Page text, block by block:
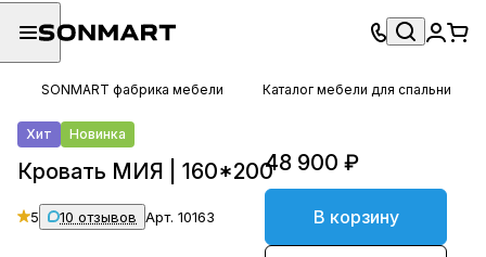
SONMART фабрика мебели Каталог мебели для спальни
Хит Новинка
Кровать МИЯ | 160*200
5 10 отзывов Арт. 10163
48 900 ₽
В корзину